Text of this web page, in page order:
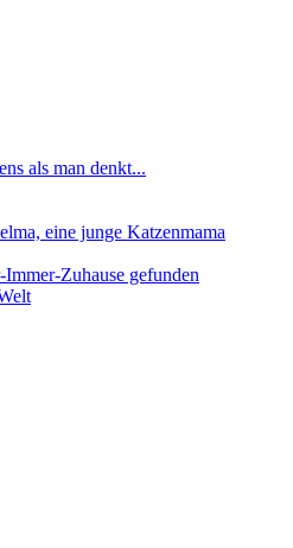
als man denkt...
eine junge Katzenmama
Zuhause gefunden